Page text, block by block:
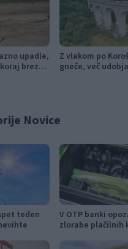
upadle,
brez
Z vlakom po
gneče, več udobja
Novice
teden
V OTP banki
zlorabe plačilnih